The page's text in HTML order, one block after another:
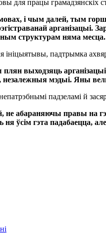
для працы грамадзянскіх
і чым далей, тым
арганізацыі.
структурам няма месца.
падтрымка
выходзяць
мэдыі. Яны
падзеламі й
абараняючы правы на
ўсім гэта падабаецца,